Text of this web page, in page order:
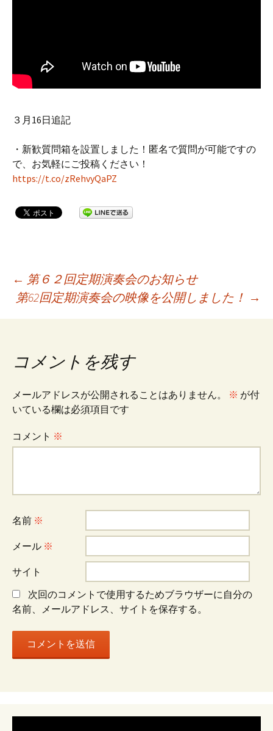
３月16日追記
・新歓質問箱を設置しました！匿名で質問が可能ですの
で、お気軽にご投稿ください！
https://t.co/zRehvyQaPZ
投
稿
ナ
ビ
ゲ
シ
ョ
ン
← 第６２回定期演奏会のお知らせ
第62回定期演奏会の映像を公開しました！ →
コメントを残す
メールアドレスが公開されることはありません。 ※ が付
いている欄は必須項目です
コメント ※
名前 ※
メール ※
サイト
次回のコメントで使用するためブラウザーに自分の
名前、メールアドレス、サイトを保存する。